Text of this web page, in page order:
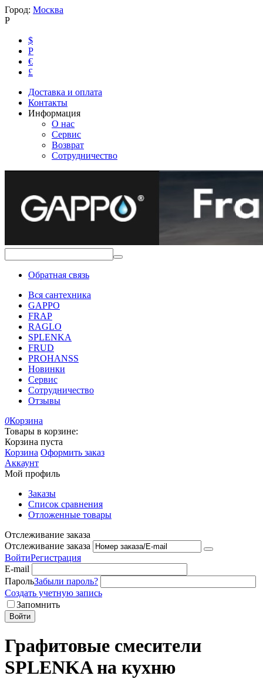
Город: Москва
Р
$
Р
€
£
Доставка и оплата
Контакты
Информация
О нас
Сервис
Возврат
Сотрудничество
Обратная связь
Вся сантехника
GAPPO
FRAP
RAGLO
SPLENKA
FRUD
PROHANSS
Новинки
Сервис
Сотрудничество
Отзывы
0Корзина
Товары в корзине:
Корзина пуста
Корзина Оформить заказ
Аккаунт
Мой профиль
Заказы
Список сравнения
Отложенные товары
Отслеживание заказа
Отслеживание заказа
ВойтиРегистрация
E-mail
ПарольЗабыли пароль?
Создать учетную запись
Запомнить
Войти
Графитовые смесители
SPLENKA на кухню